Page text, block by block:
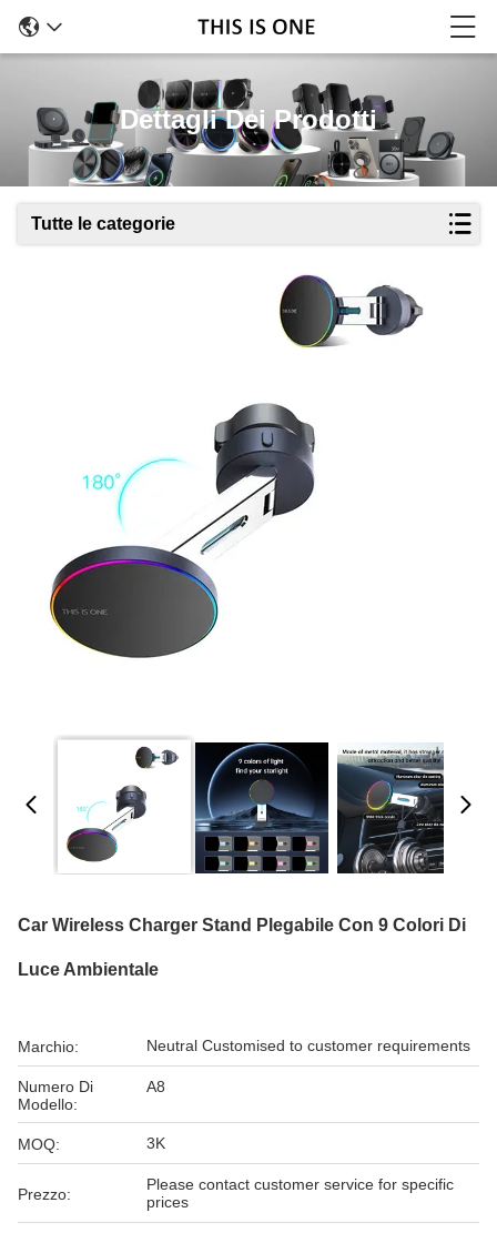
Dettagli Dei Prodotti
Tutte le categorie
Car Wireless Charger Stand Plegabile Con 9 Colori Di
Luce Ambientale
Marchio: Neutral Customised to customer requirements
Numero Di
Modello:
A8
MOQ: 3K
Prezzo:
Please contact customer service for specific
prices